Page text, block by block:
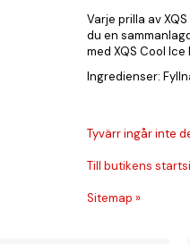
Varje prilla av
du en
med XQS Cool Ice
Ingredienser:
Tyvärr ingår inte
Till butikens
Sitemap »